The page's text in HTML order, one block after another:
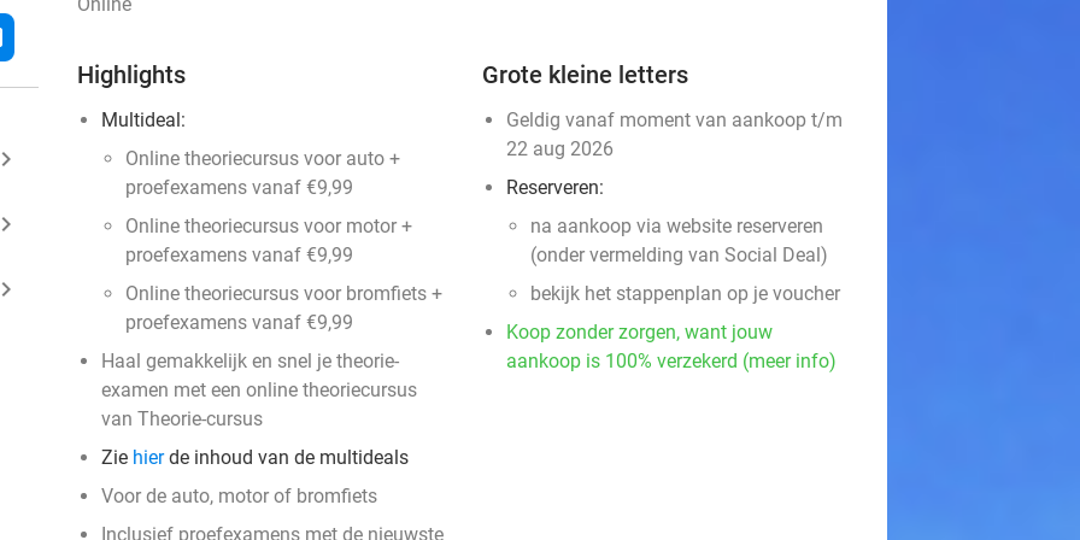
keyboard_arrow_right
keyboard_arrow_right
keyboard_arrow_right
Highlights
Multideal:
Online theoriecursus voor auto +
proefexamens vanaf €9,99
Online theoriecursus voor motor +
proefexamens vanaf €9,99
Online theoriecursus voor bromfiets +
proefexamens vanaf €9,99
Haal gemakkelijk en snel je theorie-
examen met een online theoriecursus
van Theorie-cursus
Zie hierde inhoud van de multideals
Voor de auto, motor of bromfiets
Inclusief proefexamens met de nieuwste
Grote kleine letters
Geldig vanaf moment van aankoop t/m
22 aug 2026
Reserveren:
na aankoop via website reserveren
(onder vermelding van Social Deal)
bekijk het stappenplan op je voucher
Koop zonder zorgen, want jouw
aankoop is 100% verzekerd (meer info)